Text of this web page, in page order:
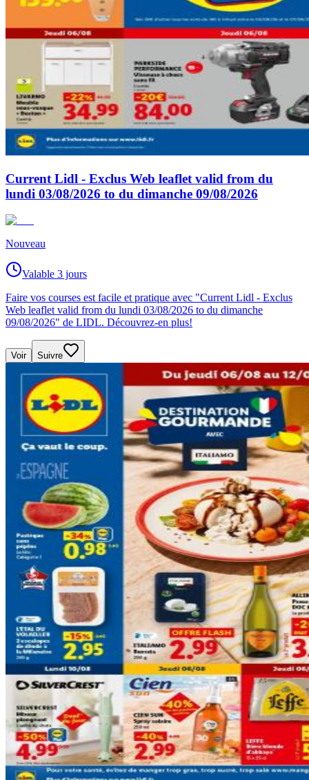
Current Lidl - Exclus Web leaflet valid from du
lundi 03/08/2026 to du dimanche 09/08/2026
Nouveau
Valable 3 jours
Faire vos courses est facile et pratique avec "Current Lidl - Exclus
Web leaflet valid from du lundi 03/08/2026 to du dimanche
09/08/2026" de LIDL. Découvrez-en plus!
Voir Suivre